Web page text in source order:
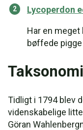
Lycoperdon
Har en
bøffede
Tidligt i 1794 blev
videnskabelige
Göran